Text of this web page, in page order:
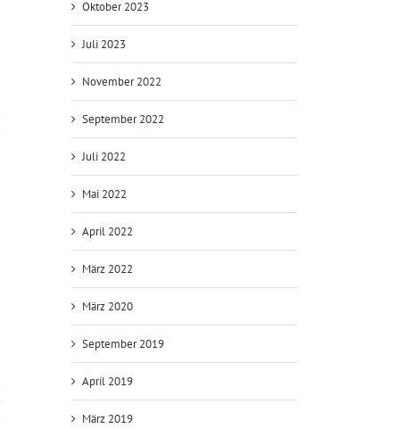
Oktober 2023
Juli 2023
November 2022
September 2022
Juli 2022
Mai 2022
April 2022
März 2022
März 2020
September 2019
April 2019
März 2019